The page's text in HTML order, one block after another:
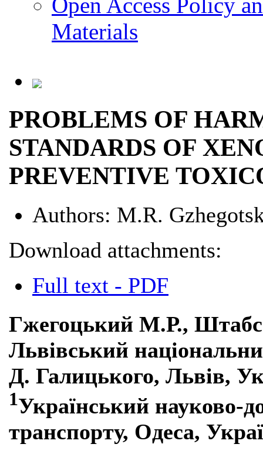
Materials
PROBLEMS OF
STANDARDS OF
PREVENTIVE
Authors: М.R.
Download attachments:
Full text - PDF
Гжегоцький М.Р.,
Львівський
Д. Галицького, Львів,
1Український науково-
транспорту, Одеса,